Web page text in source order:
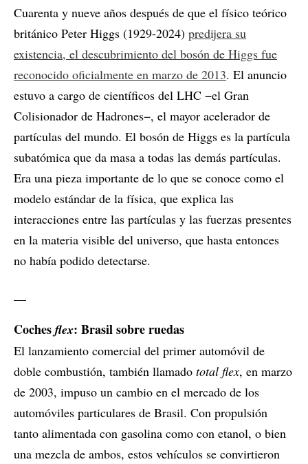
Cuarenta y nueve años después de que el físico teórico
británico Peter Higgs (1929-2024) predijera su
existencia, el descubrimiento del bosón de Higgs fue
reconocido oficialmente en marzo de 2013. El anuncio
estuvo a cargo de científicos del LHC −el Gran
Colisionador de Hadrones−, el mayor acelerador de
partículas del mundo. El bosón de Higgs es la partícula
subatómica que da masa a todas las demás partículas.
Era una pieza importante de lo que se conoce como el
modelo estándar de la física, que explica las
interacciones entre las partículas y las fuerzas presentes
en la materia visible del universo, que hasta entonces
no había podido detectarse.
Coches flex: Brasil sobre ruedas
El lanzamiento comercial del primer automóvil de
doble combustión, también llamado total flex, en marzo
de 2003, impuso un cambio en el mercado de los
automóviles particulares de Brasil. Con propulsión
tanto alimentada con gasolina como con etanol, o bien
una mezcla de ambos, estos vehículos se convirtieron